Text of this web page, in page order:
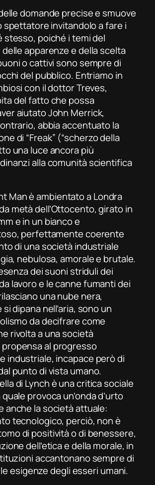
domande precise e smuove
spettatore invitandolo a fare i
stesso, poiché i temi del
apparenze e della scelta
o cattivi sono sempre di
del pubblico. Entriamo in
con il dottor Treves,
del fatto che possa
aiutato John Merrick,
abbia accentuato la
di “Freak” (“scherzo della
una luce ancora più
alla comunità scientifica
Manè ambientato a Londra
metà dell’Ottocento, girato in
e in un bianco e
perfettamente coerente
di una società industriale
nebulosa, amorale e brutale.
dei suoni striduli dei
lavoro e le canne fumanti dei
una nube nera,
dipana nell’aria, sono un
da decifrare come
rivolta a una società
al progresso
industriale, incapace però di
punto di vista umano.
di Lynch è una critica sociale
provoca un’onda d’urto
anche la società attuale:
tecnologico, perciò, non è
di positività o di benessere,
dell’etica e della morale, in
accantonano sempre di
esigenze degli esseri umani.